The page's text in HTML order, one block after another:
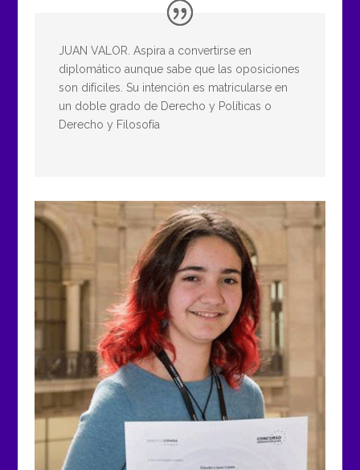
JUAN VALOR. Aspira a convertirse en
diplomático aunque sabe que las oposiciones
son difíciles. Su intención es matricularse en
un doble grado de Derecho y Políticas o
Derecho y Filosofía